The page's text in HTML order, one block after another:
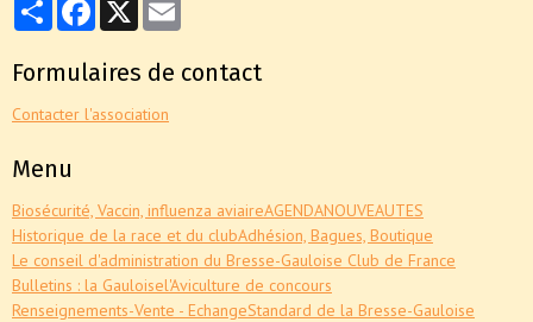
Formulaires de contact
Contacter l'association
Menu
Biosécurité, Vaccin, influenza aviaireAGENDANOUVEAUTES
Historique de la race et du clubAdhésion, Bagues, Boutique
Le conseil d'administration du Bresse-Gauloise Club de France
Bulletins : la Gauloisel'Aviculture de concours
Renseignements-Vente - EchangeStandard de la Bresse-Gauloise